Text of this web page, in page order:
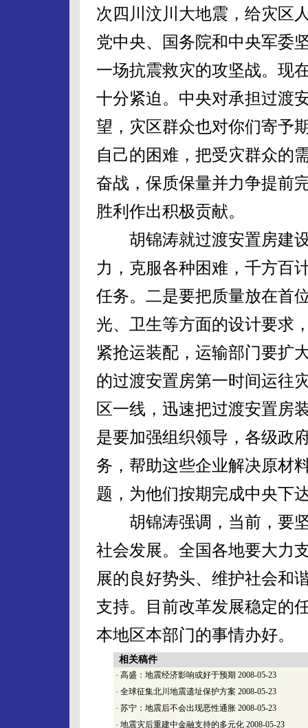
次四川汶川大地震，给灾区
党中央、国务院和中央军委
一场抗震救灾的攻坚战。现
十分紧迫。中央对承担过渡
望，灾区群众也对你们寄予
自己的困难，把受灾群众的
奋战，保质保量并力争提前
胜利作出积极贡献。
胡锦涛就过渡安置房建设
力，克服各种困难，千方百
任务。二是要把质量放在首
光、卫生等方面的设计要求
紧抢运装配，运输部门要扩
的过渡安置房第一时间运往
区一线，迅速把过渡安置房
是要加强组织领导，各级政
务，帮助这些企业解决原材
题，为他们按期完成中央下
胡锦涛强调，当前，要坚
社会发展。全国各地要大力
展的良好势头、维护社会和
支持。目前改革发展稳定的
本地区本部门的事情办好。
相关稿件
· 高盛：地震经济影响或好于预期 2008-05-23
· 全球征集北川地震遗址保护方案 2008-05-23
· 苏宁：地震后不会出现恶性通胀 2008-05-23
· 地震灾后重建中金融支持的多元化 2008-05-23